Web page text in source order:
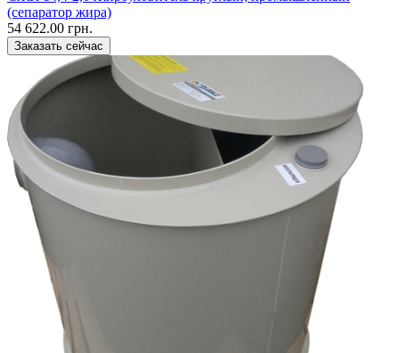
(сепаратор жира)
54 622.00 грн.
Заказать сейчас